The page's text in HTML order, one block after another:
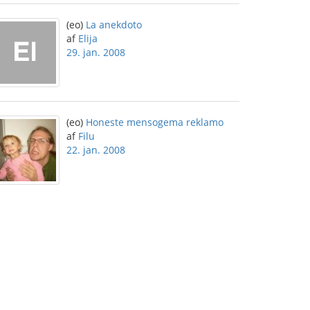
(eo) La anekdoto
af Elija
29. jan. 2008
(eo) Honeste mensogema reklamo
af Filu
22. jan. 2008